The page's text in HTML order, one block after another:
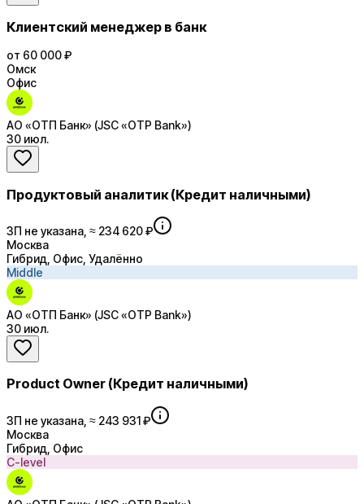
Клиентский менеджер в банк
от 60 000 ₽
Омск
Офис
АО «ОТП Банк» (JSC «OTP Bank»)
30 июл.
Продуктовый аналитик (Кредит наличными)
ЗП не указана, ≈ 234 620 ₽
Москва
Гибрид, Офис, Удалённо
Middle
АО «ОТП Банк» (JSC «OTP Bank»)
30 июл.
Product Owner (Кредит наличными)
ЗП не указана, ≈ 243 931 ₽
Москва
Гибрид, Офис
C-level